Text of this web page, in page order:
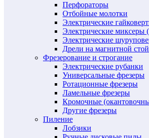
Перфораторы
Отбойные молотки
Электрические
Электрические миксеры
Электрические
Дрели на магнитной
Фрезерование и строгание
Электрические рубанки
Универсальные фрезеры
Ротационные фрезеры
Ламельные фрезеры
Кромочные
Другие фрезеры
Пиление
Лобзики